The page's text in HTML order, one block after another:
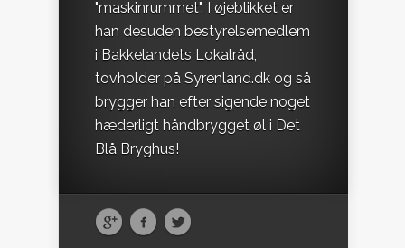
"maskinrummet". I øjeblikket er
han desuden bestyrelsemedlem
i Bakkelandets Lokalråd,
tovholder på Syrenland.dk og så
brygger han efter sigende noget
hæderligt håndbrygget øl i Det
Blå Bryghus!